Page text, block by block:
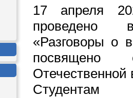
17 апреля
проведено
«Разговоры о
посвящено
Отечественной